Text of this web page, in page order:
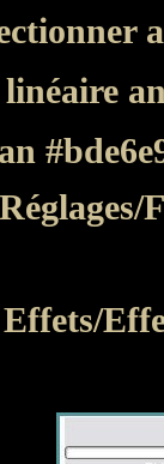
linéaire
Réglages/